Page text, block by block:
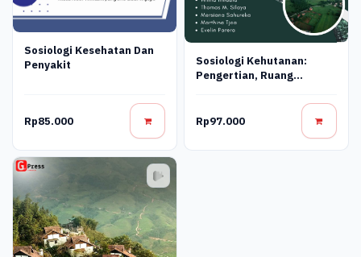
Sosiologi Kesehatan Dan
Penyakit
Rp85.000
Sosiologi Kehutanan:
Pengertian, Ruang
Masyarakat Desa Hutan
Rp97.000